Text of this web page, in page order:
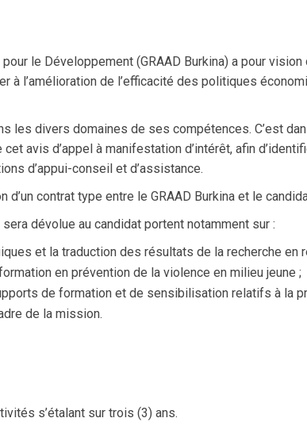
le Développement (GRAAD Burkina) a pour
à l’amélioration de l’efficacité des politiques
les divers domaines de ses compétences. C’est
avis d’appel à manifestation d’intérêt, afin
d’appui-conseil et d’assistance.
contrat type entre le GRAAD Burkina et le
dévolue au candidat portent notamment sur :
et la traduction des résultats de la recherche
en prévention de la violence en milieu jeune ;
de formation et de sensibilisation relatifs à la
de la mission.
s’étalant sur trois (3) ans.